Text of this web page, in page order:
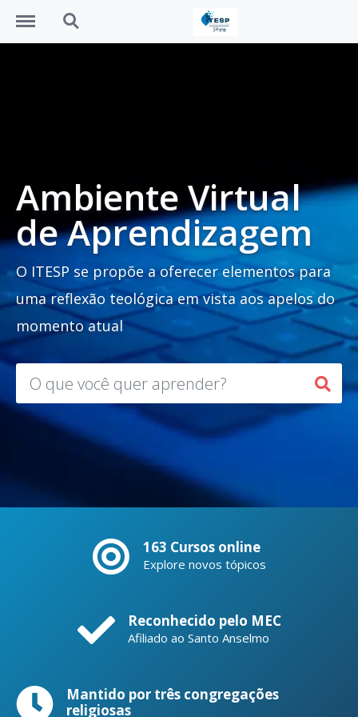
Menu Search
Ambiente Virtual
de Aprendizagem
O ITESP se propõe a oferecer elementos para
uma reflexão teológica em vista aos apelos do
momento atual
163 Cursos online
Explore novos tópicos
Reconhecido pelo MEC
Afiliado ao Santo Anselmo
Mantido por três congregações
religiosas